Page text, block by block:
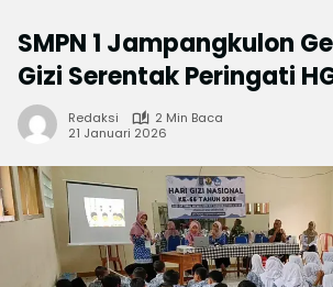
SMPN 1 Jampangkulon
Gizi Serentak Peringati
Redaksi
2 Min Baca
21 Januari 2026